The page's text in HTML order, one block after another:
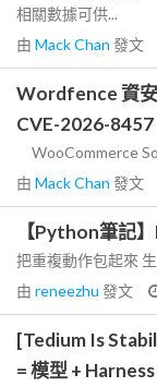
相關數據可供...
由 Mack Chan 發文
Wordfence 資
CVE-2026-8457
WooCommerce
由 Mack Chan 發文
【Python筆記
把重複動作包起來
由 reneezhu 發文
[Tedium Is
= 模型 +